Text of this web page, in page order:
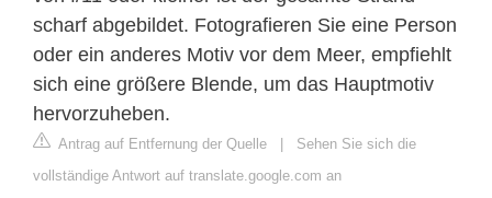
scharf abgebildet. Fotografieren Sie eine Person
oder ein anderes Motiv vor dem Meer, empfiehlt
sich eine größere Blende, um das Hauptmotiv
hervorzuheben.
Antrag auf Entfernung der Quelle
Sehen Sie sich die
vollständige Antwort auf translate.google.com an